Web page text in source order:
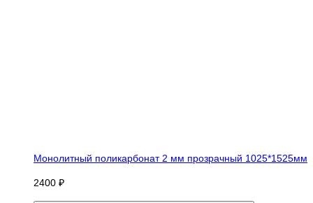
Монолитный поликарбонат 2 мм прозрачный 1025*1525мм
2400 ₽